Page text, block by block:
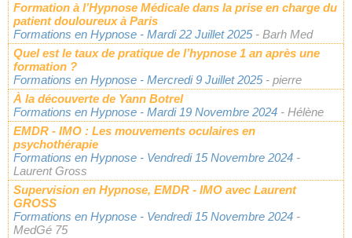
Formation à l’Hypnose Médicale dans la prise en charge du
patient douloureux à Paris
Formations en Hypnose - Mardi 22 Juillet 2025 - Barh Med
Quel est le taux de pratique de l’hypnose 1 an après une
formation ?
Formations en Hypnose - Mercredi 9 Juillet 2025 - pierre
À la découverte de Yann Botrel
Formations en Hypnose - Mardi 19 Novembre 2024 - Hélène
EMDR - IMO : Les mouvements oculaires en
psychothérapie
Formations en Hypnose - Vendredi 15 Novembre 2024 -
Laurent Gross
Supervision en Hypnose, EMDR - IMO avec Laurent
GROSS
Formations en Hypnose - Vendredi 15 Novembre 2024 -
MedGé 75